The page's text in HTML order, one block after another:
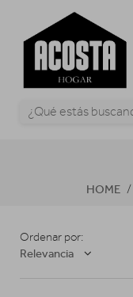
HOME
Ordenar por:
Relevancia